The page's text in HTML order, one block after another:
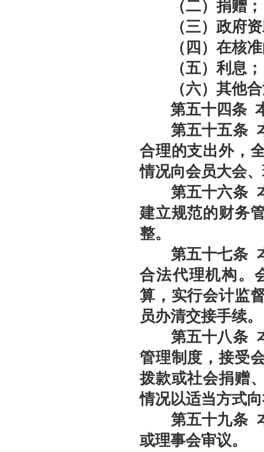
（二）捐赠；
（三）政府资
（四）在核准
（五）利息；
（六）其他合
第五十 四条
第五十五条
合理的支出外，
情况向会员大会
第五十六条
建立规范的财务
整。
第五十七条
合法代理机构。
算，实行会计监
员办清交接手续。
第五十八条
管理制度，接受
拨款或社会捐赠
情况以适当方式
第五十九条
或理事会审议。